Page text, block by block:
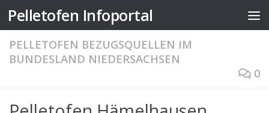
Zum Inhalt springen
Pelletofen Infoportal
PELLETOFEN BEZUGSQUELLEN IM
BUNDESLAND NIEDERSACHSEN
0